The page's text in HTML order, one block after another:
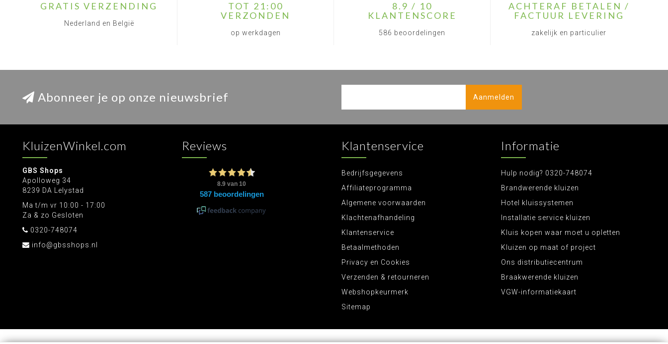
GRATIS VERZENDING
Nederland en België
TOT 21:00
VERZONDEN
op werkdagen
8.9 / 10
KLANTENSCORE
586 beoordelingen
ACHTERAF BETALEN /
FACTUUR LEVERING
zakelijk en particulier
Abonneer je op onze nieuwsbrief Aanmelden
KluizenWinkel.com
GBS Shops
Apolloweg 34
8239 DA Lelystad
Ma t/m vr 10:00 - 17:00
Za & zo Gesloten
0320-748074
info@gbsshops.nl
Reviews Klantenservice
Bedrijfsgegevens
Affiliateprogramma
Algemene voorwaarden
Klachtenafhandeling
Klantenservice
Betaalmethoden
Privacy en Cookies
Verzenden & retourneren
Webshopkeurmerk
Sitemap
Informatie
Hulp nodig? 0320-748074
Brandwerende kluizen
Hotel kluissystemen
Installatie service kluizen
Kluis kopen waar moet u opletten
Kluizen op maat of project
Ons distributiecentrum
Braakwerende kluizen
VGW-informatiekaart